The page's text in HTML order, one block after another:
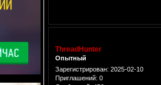
ThreadHunter
Опытный
Зарегистрирован: 2025-02-10
Приглашений: 0